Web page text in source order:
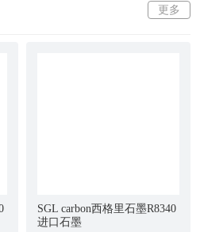
更多
SGL carbon西格里石墨R8340
进口石墨